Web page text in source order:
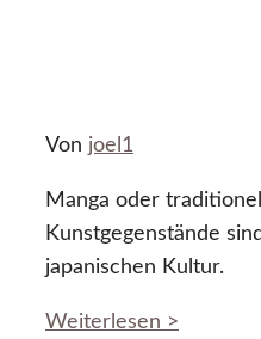
Von joel1
Manga oder
Kunstgegenstände
japanischen Kultur.
Weiterlesen >